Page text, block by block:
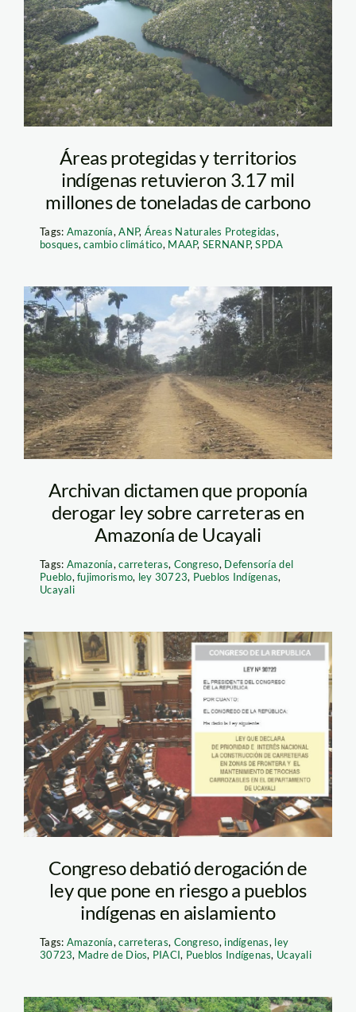
divisor_thomas müller
Áreas protegidas y territorios
indígenas retuvieron 3.17 mil
millones de toneladas de carbono
Tags: Amazonía,ANP, Áreas Naturales Protegidas,
bosques,cambio climático, MAAP, SERNANP,SPDA
Archivan dictamen que proponía
derogar ley sobre carreteras en
Amazonía de Ucayali
Tags: Amazonía,carreteras, Congreso, Defensoría del
Pueblo,fujimorismo, ley 30723, Pueblos Indígenas,
Ucayali
Imprimir
Congreso debatió derogación de
ley que pone en riesgo a pueblos
indígenas en aislamiento
Tags: Amazonía,carreteras, Congreso, indígenas, ley
30723, Madre de Dios, PIACI, Pueblos Indígenas, Ucayali